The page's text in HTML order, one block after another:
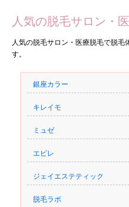
人気の脱毛サロン・
人気の脱毛サロン・医療脱毛で脱毛
す。
銀座カラー
キレイモ
ミュゼ
エピレ
ジェイエステティック
脱毛ラボ